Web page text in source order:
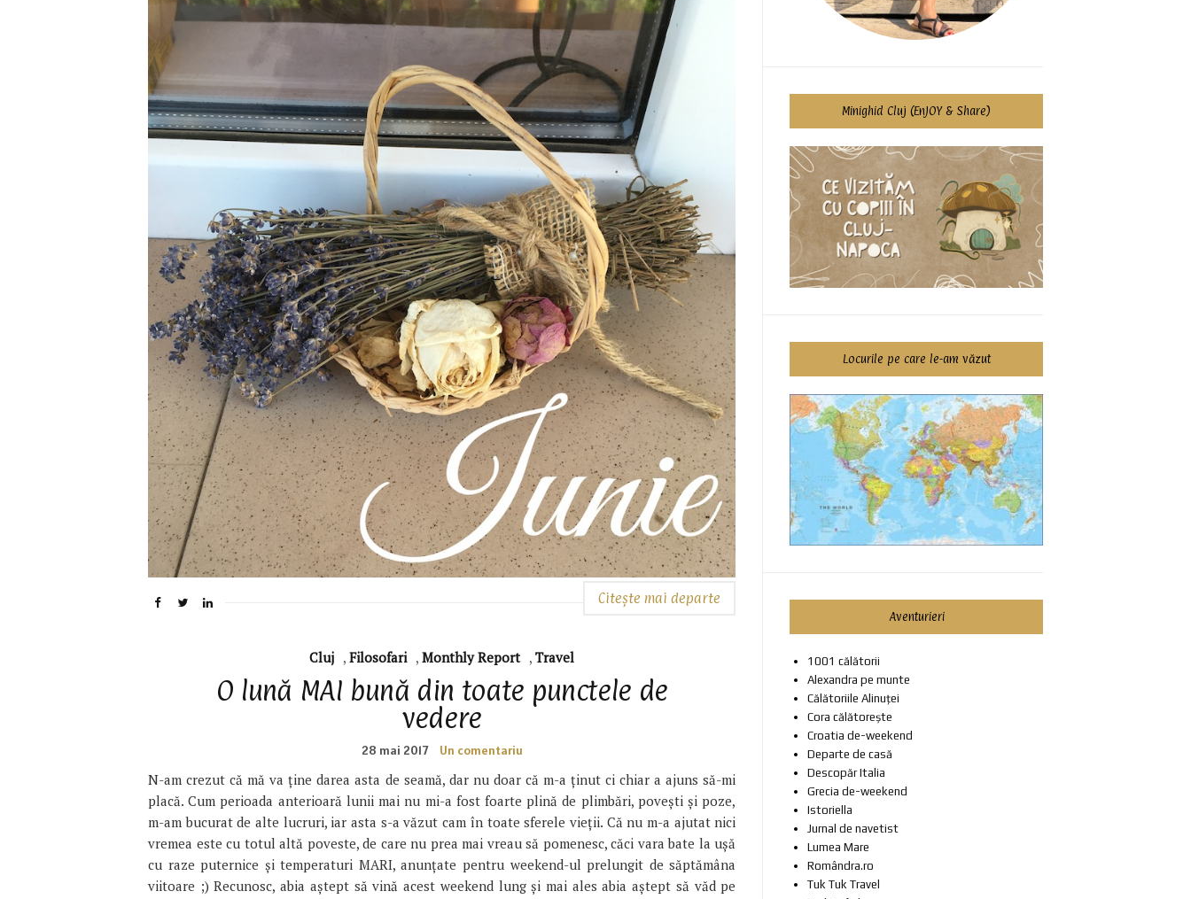
Citește mai departe
Cluj ,Filosofari ,Monthly Report ,Travel
O lună MAI bună din toate punctele de
vedere
28 mai 2017 Un comentariu
N-am crezut că mă va ține darea asta de seamă, dar nu doar că m-a ținut ci chiar a ajuns să-mi
placă. Cum perioada anterioară lunii mai nu mi-a fost foarte plină de plimbări, povești și poze,
m-am bucurat de alte lucruri, iar asta s-a văzut cam în toate sferele vieții. Că nu m-a ajutat nici
vremea este cu totul altă poveste, de care nu prea mai vreau să pomenesc, căci vara bate la ușă
cu raze puternice și temperaturi MARI, anunțate pentru weekend-ul prelungit de săptămâna
viitoare ;) Recunosc, abia aștept să vină acest weekend lung și mai ales abia aștept să văd pe
Minighid Cluj (EnJOY & Share)
Locurile pe care le-am văzut
Aventurieri
1001 călătorii
Alexandra pe munte
Călătoriile Alinuței
Cora călătorește
Croatia de-weekend
Departe de casă
Descopăr Italia
Grecia de-weekend
Istoriella
Jurnal de navetist
Lumea Mare
Romândra.ro
Tuk Tuk Travel